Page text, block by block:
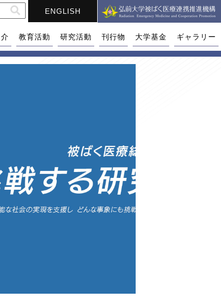
ENGLISH
教育活動 研究活動 刊行物 大学基金 ギャラリー